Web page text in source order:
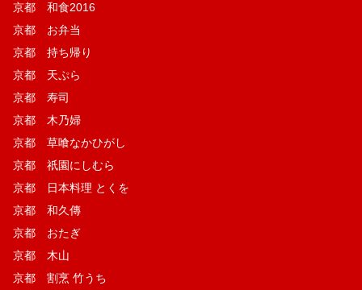
京都 和食2016
京都 お弁当
京都 持ち帰り
京都 天ぷら
京都 寿司
京都 木乃婦
京都 草喰なかひがし
京都 祇園にしむら
京都 日本料理 とくを
京都 和久傳
京都 おたぎ
京都 木山
京都 割烹 竹うち